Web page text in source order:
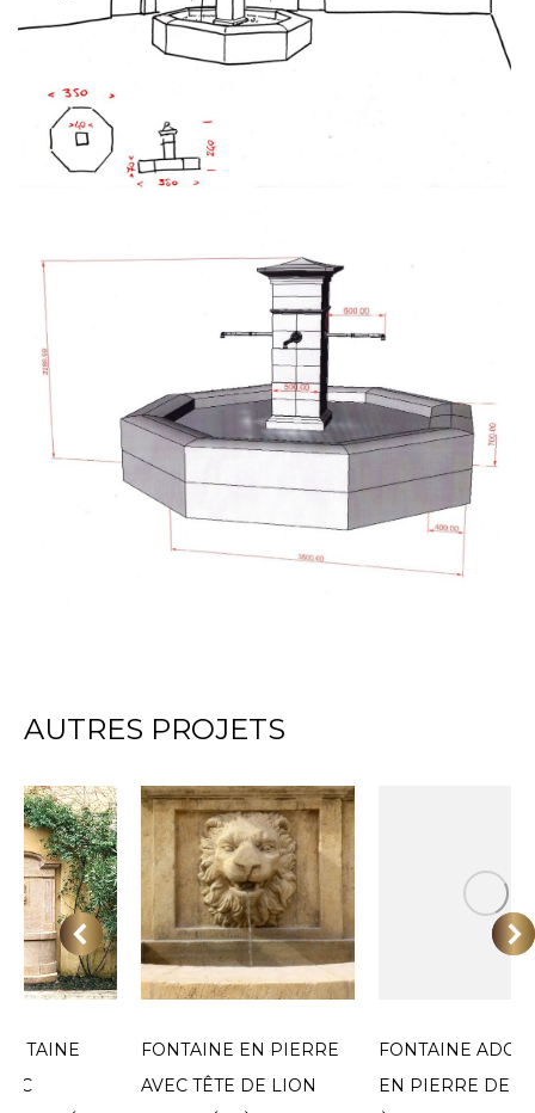
AUTRES PROJETS
FONTAINE EN PIERRE
AVEC TÊTE DE LION
FONTAINE
EN PIERRE DE